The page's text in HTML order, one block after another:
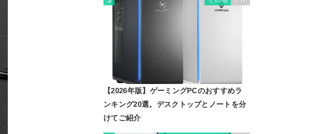
【2026年版】ゲーミングPCのおすすめラ
ンキング20選。デスクトップとノートを分
けてご紹介